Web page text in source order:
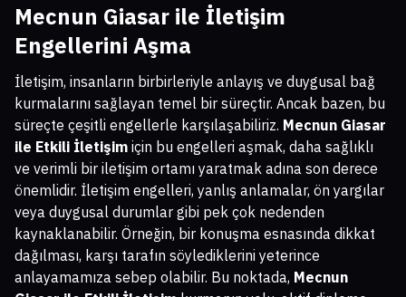
Mecnun Giasar ile İletişim
Engellerini Aşma
İletişim, insanların birbirleriyle anlayış ve duygusal bağ
kurmalarını sağlayan temel bir süreçtir. Ancak bazen, bu
süreçte çeşitli engellerle karşılaşabiliriz. Mecnun Giasar
ile Etkili İletişim için bu engelleri aşmak, daha sağlıklı
ve verimli bir iletişim ortamı yaratmak adına son derece
önemlidir. İletişim engelleri, yanlış anlamalar, ön yargılar
veya duygusal durumlar gibi pek çok nedenden
kaynaklanabilir. Örneğin, bir konuşma esnasında dikkat
dağılması, karşı tarafın söylediklerini yeterince
anlayamamıza sebep olabilir. Bu noktada, Mecnun